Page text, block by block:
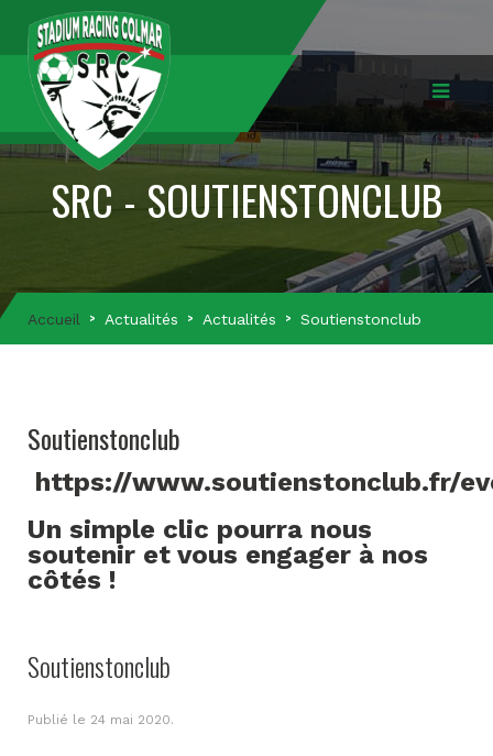
SRC - SOUTIENSTONCLUB
Accueil Actualités Actualités Soutienstonclub
Soutienstonclub
https://www.soutienstonclub.fr/
Un simple clic pourra nous
soutenir et vous engager à nos
côtés !
Soutienstonclub
Publié le 24 mai 2020.